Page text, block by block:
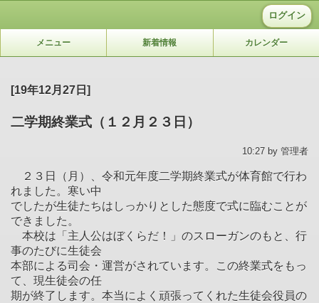
ログイン
メニュー 新着情報 カレンダー
[19年12月27日]
二学期終業式（１２月２３日）
10:27 by 管理者
２３日（月）、令和元年度二学期終業式が体育館で行わ
れました。寒い中
でしたが生徒たちはしっかりとした態度で式に臨むことが
できました。
本校は「主人公はぼくらだ！」のスローガンのもと、行
事のたびに生徒会
本部による司会・運営がされています。この終業式をもっ
て、現生徒会の任
期が終了します。本当によく頑張ってくれた生徒会役員の